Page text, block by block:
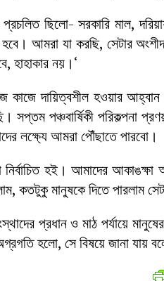
ছিলো- সরকারি মাল,
আমরা যা করছি, সেটার
হাহাকার নয়।‘
কাজে দায়িত্বশীল হওয়ার
সপ্তম পঞ্চবার্ষিকী পরিকল্পনা
লক্ষ্যে আমরা পৌঁছাতে পারবো।
হই। আমাদের
কতটুকু মানুষকে দিতে পারলাম
প্রধান ও মাঠ পর্যায়ে
হলো, সে বিষয়ে জানা যায়